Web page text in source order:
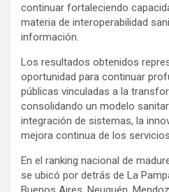
continuar fortaleciendo
materia de interoperabilidad
información.
Los resultados obtenidos
oportunidad para continuar
públicas vinculadas a la
consolidando un modelo
integración de sistemas, la
mejora continua de los
En el ranking nacional de
se ubicó por detrás de La